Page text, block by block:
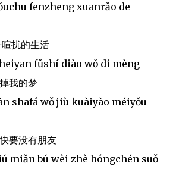
fēnzhēng xuānrǎo de
扰的生活
fǔshí diào wǒ di mèng
我的梦
shāfá wǒ jiù kuàiyào méiyǒu
要没有朋友
miǎn bú wèi zhè hóngchén suǒ